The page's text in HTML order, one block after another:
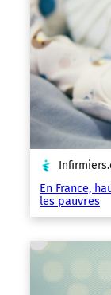
En France,
les pauvres